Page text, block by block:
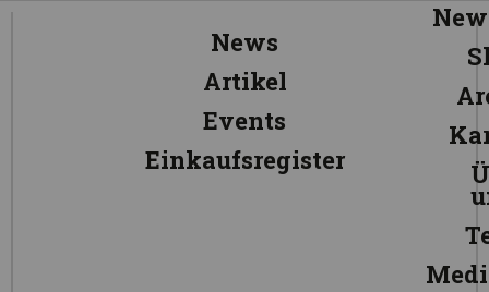
News
Artikel
Events
Einkaufsregister